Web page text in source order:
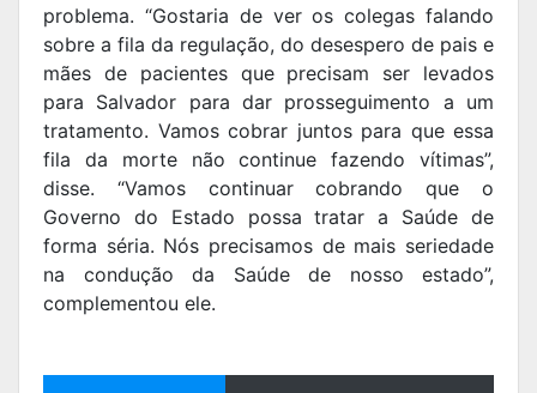
problema. “Gostaria de ver os colegas falando
sobre a fila da regulação, do desespero de pais e
mães de pacientes que precisam ser levados
para Salvador para dar prosseguimento a um
tratamento. Vamos cobrar juntos para que essa
fila da morte não continue fazendo vítimas”,
disse. “Vamos continuar cobrando que o
Governo do Estado possa tratar a Saúde de
forma séria. Nós precisamos de mais seriedade
na condução da Saúde de nosso estado”,
complementou ele.